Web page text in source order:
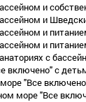
и
и
и
и
с
включено" с
"Все
море "Все